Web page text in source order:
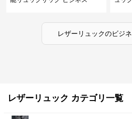
レザーリュックのビジ
レザーリュック カテゴリ一覧